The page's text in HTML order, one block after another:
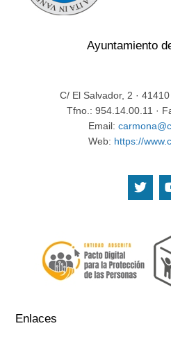
Ayuntamiento
C/ El Salvador, 2 ·
Tfno.: 954.14.00.11 ·
Email:
Web: https://
Enlaces